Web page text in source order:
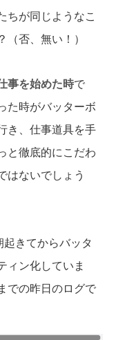
ちが同じようなこ
（否、無い！）
事を始めた時で
た時がバッターボ
き、仕事道具を手
と徹底的にこだわ
はないでしょう
起きてからバッタ
ィン化していま
での昨日のログで